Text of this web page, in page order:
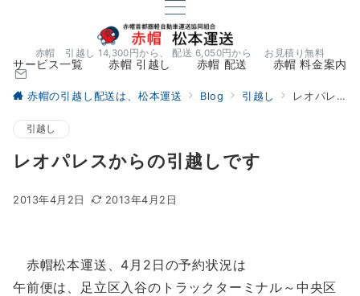
赤帽 引越し 14,300円から、 配送 6,050円から お見積り無料
サービス一覧 赤帽 引越し 赤帽 配送 赤帽 料金案内
赤帽の引越し配送は、松本運送 Blog 引越し レオパレスからの引越しです
引越し
レオパレスからの引越しです
2013年4月2日 2013年4月2日
赤帽松本運送、4月2日の予約状況は
午前便は、足立区入谷のトラックターミナル～中央区